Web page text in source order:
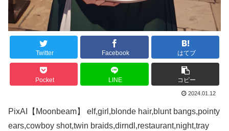
Twitter Facebook はてブ
Pocket LINE コピー
2024.01.12
PixAI【Moonbeam】 elf,girl,blonde hair,blunt bangs,pointy
ears,cowboy shot,twin braids,dirndl,restaurant,night,tray